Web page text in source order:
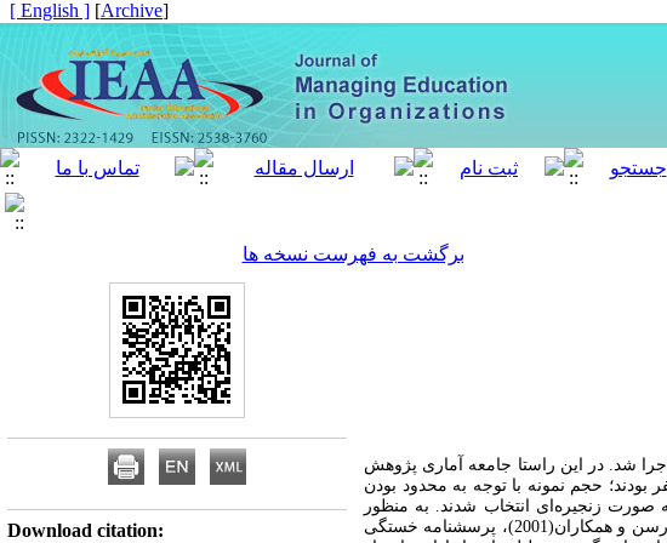
[
Archive
]
[ English ]
برگشت به فهرست نسخه ها
شد. در این راستا جامعه آماری پژوهش
تازه وارد با سابقه کمتر از 5 سال در دبستان‌های دخترانه شهرستان اصفهان حدود 225 نفر بودند؛ حجم نمونه با توجه به محدود بودن
که 180 نفر از آموزگاران مورد نظربه صورت زنجیره‌ای انتخاب شدند. به منظور
جمع آوری داده‌های پژوهش از پرسشنامه‌های ترک خدمت آلیا بوشرا(2012)، تجربه قلدری در محل کار اینارسن و همکاران(2001)، پرسشنامه خستگی
Download citation: